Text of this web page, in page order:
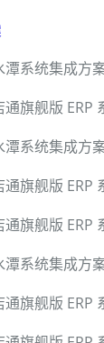
系统集成方
系统集成方
系统集成方